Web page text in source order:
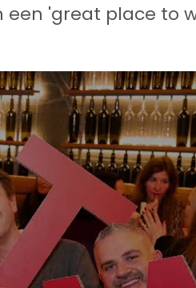
'great place to